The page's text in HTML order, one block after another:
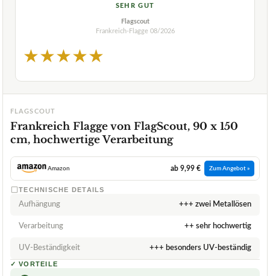
SEHR GUT
Flagscout
Frankreich-Flagge 08/2026
★★★★★
FLAGSCOUT
Frankreich Flagge von FlagScout, 90 x 150
cm, hochwertige Verarbeitung
Amazon ab 9,99 € Zum Angebot »
TECHNISCHE DETAILS
Aufhängung +++ zwei Metallösen
Verarbeitung ++ sehr hochwertig
UV-Beständigkeit +++ besonders UV-beständig
✓ VORTEILE